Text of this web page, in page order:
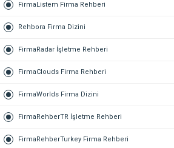
FirmaListem Firma Rehberi
Rehbora Firma Dizini
FirmaRadar İşletme Rehberi
FirmaClouds Firma Rehberi
FirmaWorlds Firma Dizini
FirmaRehberTR İşletme Rehberi
FirmaRehberTurkey Firma Rehberi